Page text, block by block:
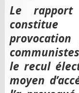
Le
le recul
moyen